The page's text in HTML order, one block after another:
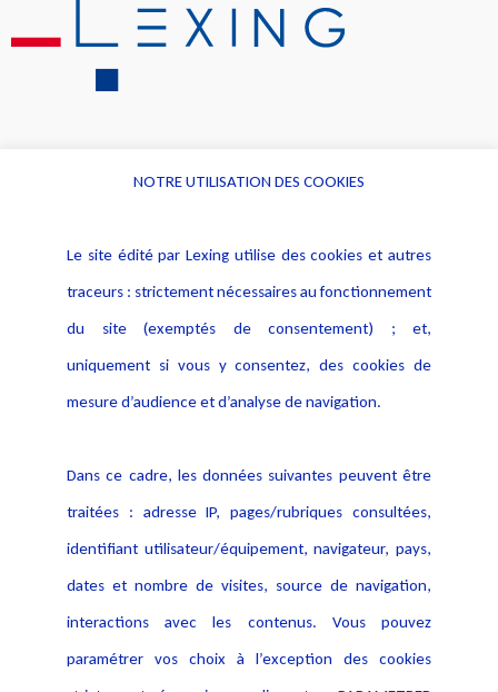
Alerte professionnelle
Déclaration d'accessibilité
Notice Légale
Politique de protection des
données
Publications
NOTRE UTILISATION DES COOKIES
Le site édité par Lexing utilise des cookies et autres
traceurs : strictement nécessaires au fonctionnement
du site (exemptés de consentement) ; et,
uniquement si vous y consentez, des cookies de
mesure d’audience et d’analyse de navigation.
Dans ce cadre, les données suivantes peuvent être
traitées : adresse IP, pages/rubriques consultées,
identifiant utilisateur/équipement, navigateur, pays,
dates et nombre de visites, source de navigation,
interactions avec les contenus. Vous pouvez
paramétrer vos choix à l’exception des cookies